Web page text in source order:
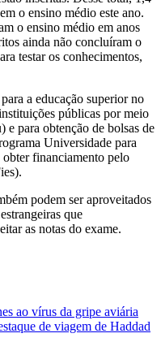
o ensino médio este ano.
o ensino médio em anos
ainda não concluíram o
testar os conhecimentos,
a educação superior no
públicas por meio
e para obtenção de bolsas de
Universidade para
financiamento pelo
podem ser aproveitados
que
as notas do exame.
ao vírus da gripe aviária
de viagem de Haddad